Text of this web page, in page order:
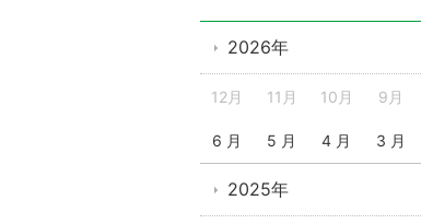
2026年
12月 11月 10月 9月
6 月 5 月 4 月 3 月
2025年